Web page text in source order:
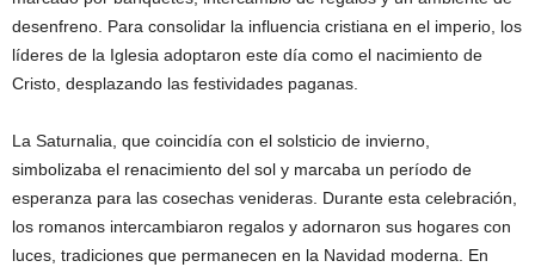
desenfreno. Para consolidar la influencia cristiana en el imperio, los
líderes de la Iglesia adoptaron este día como el nacimiento de
Cristo, desplazando las festividades paganas.
La Saturnalia, que coincidía con el solsticio de invierno,
simbolizaba el renacimiento del sol y marcaba un período de
esperanza para las cosechas venideras. Durante esta celebración,
los romanos intercambiaron regalos y adornaron sus hogares con
luces, tradiciones que permanecen en la Navidad moderna. En